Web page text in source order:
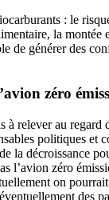
: le
la montée
de générer des
zéro
à relever au regard
politiques et
la décroissance
l’avion zéro
on
des